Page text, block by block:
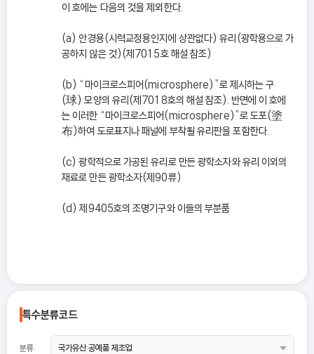
이 호에는 다음의 것을 제외한다.
(a) 안경용(시력교정용인지에 상관없다) 유리(광학용으로 가
공하지 않은 것)(제7015호 해설 참조)
(b) “마이크로스피어(microsphere)”로 제시하는 구
(球) 모양의 유리(제7018호의 해설 참조). 반면에 이 호에
는 이러한 “마이크로스피어(microsphere)”로 도포(塗
布)하여 도로표지나 패널에 부착될 유리판을 포함한다.
(c) 광학적으로 가공된 유리로 만든 광학소자와 유리 이외의
재료로 만든 광학소자(제90류)
(d) 제9405호의 조명기구와 이들의 부분품
특수분류코드
분류